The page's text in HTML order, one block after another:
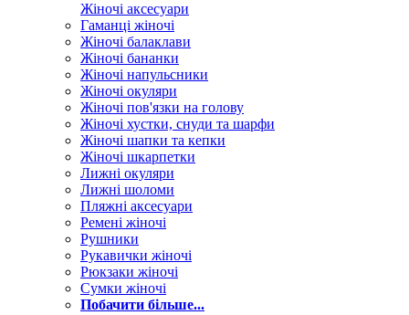
Жіночі аксесуари
Гаманці жіночі
Жіночі балаклави
Жіночі бананки
Жіночі напульсники
Жіночі окуляри
Жіночі пов'язки на голову
Жіночі хустки, снуди та шарфи
Жіночі шапки та кепки
Жіночі шкарпетки
Лижні окуляри
Лижні шоломи
Пляжні аксесуари
Ремені жіночі
Рушники
Рукавички жіночі
Рюкзаки жіночі
Сумки жіночі
Побачити більше...